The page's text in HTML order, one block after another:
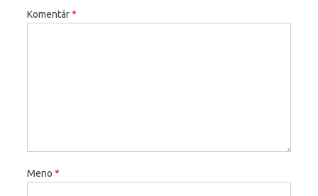
Komentár*
Meno *